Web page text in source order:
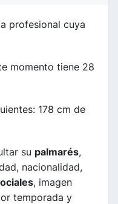
profesional cuya
momento tiene 28
178 cm de
su palmarés,
nacionalidad,
, imagen
temporada y